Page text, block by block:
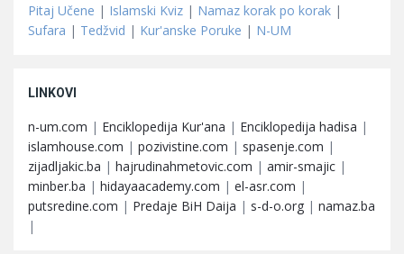
Pitaj Učene | Islamski Kviz | Namaz korak po korak |
Sufara | Tedžvid | Kur'anske Poruke | N-UM
LINKOVI
n-um.com | Enciklopedija Kur'ana | Enciklopedija hadisa |
islamhouse.com | pozivistine.com | spasenje.com |
zijadljakic.ba | hajrudinahmetovic.com | amir-smajic |
minber.ba | hidayaacademy.com | el-asr.com |
putsredine.com | Predaje BiH Daija | s-d-o.org | namaz.ba
|